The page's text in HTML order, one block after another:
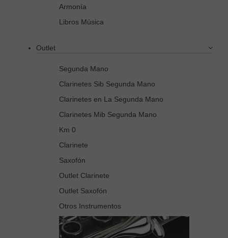
Armonía
Libros Música
Outlet
Segunda Mano
Clarinetes Sib Segunda Mano
Clarinetes en La Segunda Mano
Clarinetes Mib Segunda Mano
Km 0
Clarinete
Saxofón
Outlet Clarinete
Outlet Saxofón
Otros Instrumentos